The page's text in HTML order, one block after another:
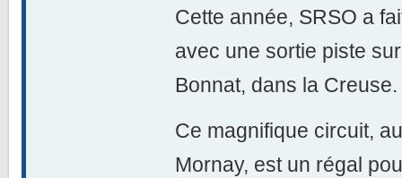
Cette année, SRSO a
avec une sortie piste
Bonnat, dans la Creuse.
Ce magnifique circuit,
Mornay, est un régal